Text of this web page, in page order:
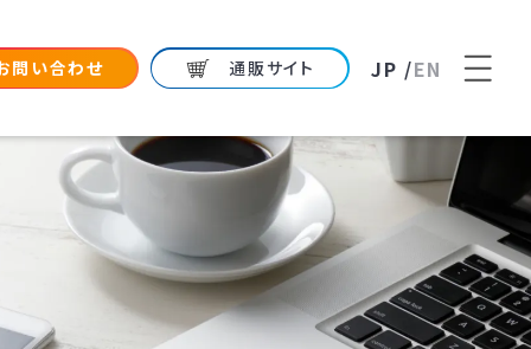
問い合わせ 通販サイト JP /EN